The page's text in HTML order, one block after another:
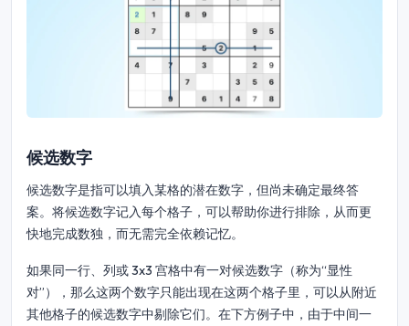
候选数字
候选数字是指可以填入某格的潜在数字，但尚未确定最终答
案。将候选数字记入每个格子，可以帮助你进行排除，从而更
快地完成数独，而无需完全依赖记忆。
如果同一行、列或 3x3 宫格中有一对候选数字（称为“显性
对”），那么这两个数字只能出现在这两个格子里，可以从附近
其他格子的候选数字中剔除它们。在下方例子中，由于中间一